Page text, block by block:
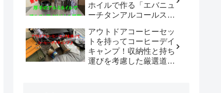
ホイルで作る「エバニュ
ーチタンアルコールスト
手は既製品以上？？
アウトドアコーヒーセッ
トを持ってコーヒーデイ
キャンプ！収納性と持ち
運びを考慮した厳選道具